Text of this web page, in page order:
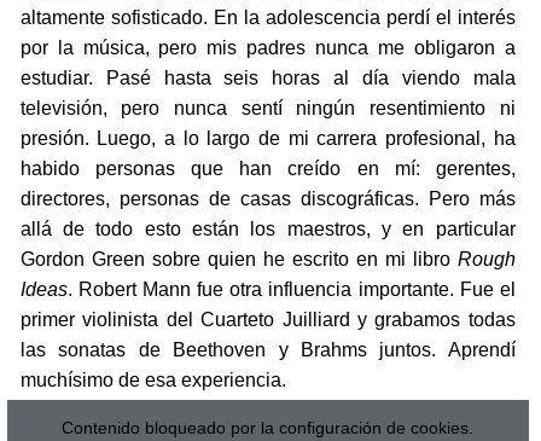
altamente sofisticado. En la adolescencia perdí el interés
por la música, pero mis padres nunca me obligaron a
estudiar. Pasé hasta seis horas al día viendo mala
televisión, pero nunca sentí ningún resentimiento ni
presión. Luego, a lo largo de mi carrera profesional, ha
habido personas que han creído en mí: gerentes,
directores, personas de casas discográficas. Pero más
allá de todo esto están los maestros, y en particular
Gordon Green sobre quien he escrito en mi libro Rough
Ideas. Robert Mann fue otra influencia importante. Fue el
primer violinista del Cuarteto Juilliard y grabamos todas
las sonatas de Beethoven y Brahms juntos. Aprendí
muchísimo de esa experiencia.
Contenido bloqueado por la configuración de cookies.